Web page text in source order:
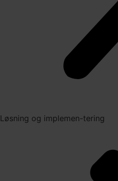
Løsning og implemen-tering